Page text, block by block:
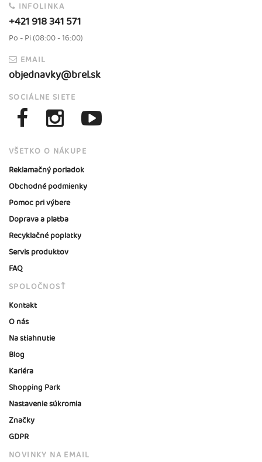
INFOLINKA
+421 918 341 571
Po - Pi (08:00 - 16:00)
EMAIL
objednavky@brel.sk
SOCIÁLNE SIETE
VŠETKO O NÁKUPE
Reklamačný poriadok
Obchodné podmienky
Pomoc pri výbere
Doprava a platba
Recyklačné poplatky
Servis produktov
FAQ
SPOLOČNOSŤ
Kontakt
O nás
Na stiahnutie
Blog
Kariéra
Shopping Park
Nastavenie súkromia
Značky
GDPR
NOVINKY NA EMAIL